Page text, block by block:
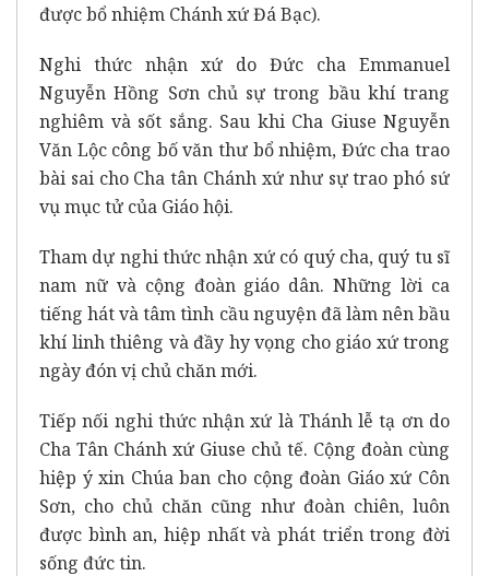
được bổ nhiệm Chánh xứ Đá Bạc).
Nghi thức nhận xứ do Đức cha Emmanuel
Nguyễn Hồng Sơn chủ sự trong bầu khí trang
nghiêm và sốt sắng. Sau khi Cha Giuse Nguyễn
Văn Lộc công bố văn thư bổ nhiệm, Đức cha trao
bài sai cho Cha tân Chánh xứ như sự trao phó sứ
vụ mục tử của Giáo hội.
Tham dự nghi thức nhận xứ có quý cha, quý tu sĩ
nam nữ và cộng đoàn giáo dân. Những lời ca
tiếng hát và tâm tình cầu nguyện đã làm nên bầu
khí linh thiêng và đầy hy vọng cho giáo xứ trong
ngày đón vị chủ chăn mới.
Tiếp nối nghi thức nhận xứ là Thánh lễ tạ ơn do
Cha Tân Chánh xứ Giuse chủ tế. Cộng đoàn cùng
hiệp ý xin Chúa ban cho cộng đoàn Giáo xứ Côn
Sơn, cho chủ chăn cũng như đoàn chiên, luôn
được bình an, hiệp nhất và phát triển trong đời
sống đức tin.